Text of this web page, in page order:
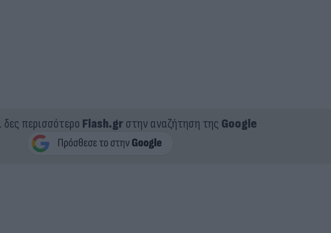
δες περισσότερο Flash.grστην αναζήτηση της Google